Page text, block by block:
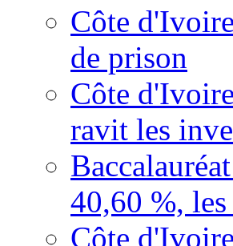
Côte
de prison
Côte
ravit les
40,60 %,
Côte